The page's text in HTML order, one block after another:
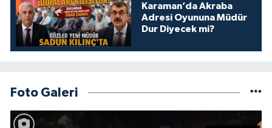
Karaman’da Akraba
Adresi Oyununa Müdür
Dur Diyecek mi?
Foto Galeri